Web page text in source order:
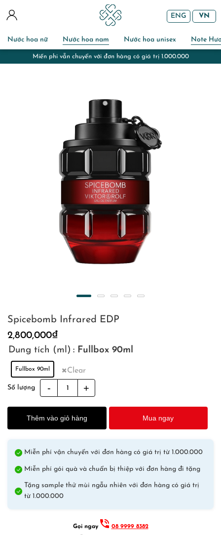
Nước hoa nữ Nước hoa nam Nước hoa unisex Note
ENG VN
Miến phi vẫn chuyển với đơn hàng có giá trị 1.000.000
Spicebomb Infrared EDP
2,800,000₫
Dung tích (ml) : Fullbox 90ml
Fullbox 90ml Clear
Số lượng
Spicebomb
Infrared
EDP
quantity
Thêm vào giỏ hàng Mua ngay
Miễn phí vận chuyển với đơn hàng có giá trị từ 1.000.000
Miễn phí gói quà và chuẩn bị thiệp với đơn hàng đi tặng
Tặng sample thử mùi ngẫu nhiên với đơn hàng có giá trị
từ 1.000.000
Gọi ngay
08 9999 8382